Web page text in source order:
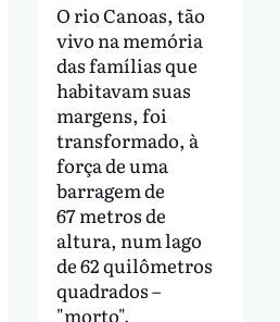
O rio Canoas, tão
vivo na memória
das famílias que
habitavam suas
margens, foi
transformado, à
força de uma
barragem de
67 metros de
altura, num lago
de 62 quilômetros
quadrados –
"morto",